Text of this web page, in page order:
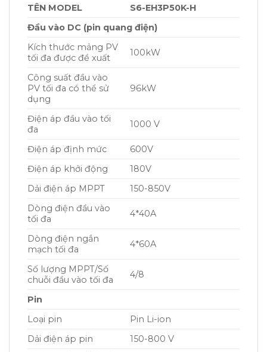
TÊN MODEL
S6-EH3P50K-H
Đầu vào DC (pin quang điện)
Kích thước mảng PV
tối đa được đề xuất
100kW
Công suất đầu vào
PV tối đa có thể sử
dụng
96kW
Điện áp đầu vào tối
đa
1000 V
Điện áp định mức
600V
Điện áp khởi động
180V
Dải điện áp MPPT
150-850V
Dòng điện đầu vào
tối đa
4*40A
Dòng điện ngắn
mạch tối đa
4*60A
Số lượng MPPT/Số
chuỗi đầu vào tối đa
4/8
Pin
Loại pin
Pin Li-ion
Dải điện áp pin
150-800 V